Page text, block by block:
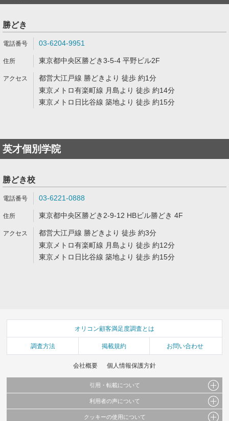
勝どき
03-6204-9951
東京都中央区勝どき3-5-4 平野ビル2F
都営大江戸線 勝どきより 徒歩 約1分
東京メトロ有楽町線 月島より 徒歩 約14分
東京メトロ日比谷線 築地より 徒歩 約15分
英才個別学院
勝どき校
03-6221-0888
東京都中央区勝どき2-9-12 HBビル勝どき 4F
都営大江戸線 勝どきより 徒歩 約3分
東京メトロ有楽町線 月島より 徒歩 約12分
東京メトロ日比谷線 築地より 徒歩 約15分
オリコン顧客満足度調査とは
調査方法 掲載規約 お問い合わせ
会社概要 個人情報保護方針
引用・転載について
当サイトで公開されている情報（文字、写真、イラスト、画像データ等）及びこれらの配
利用者の声について
当サイトに掲載している内容はすべてサービスの利用者が提出された見解・感想です。
クッキーの使用について